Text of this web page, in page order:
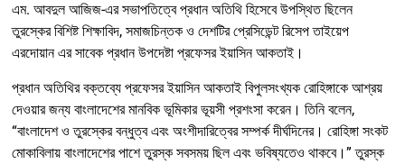
এম. আবদুল আজিজ-এর সভাপতিত্বে প্রধান অতিথি হিসেবে উপস্থিত ছিলেন
তুরস্কের বিশিষ্ট শিক্ষাবিদ, সমাজচিন্তক ও দেশটির প্রেসিডেন্ট রিসেপ তাইয়েপ
এরদোয়ান এর সাবেক প্রধান উপদেষ্টা প্রফেসর ইয়াসিন আকতাই।
প্রধান অতিথির বক্তব্যে প্রফেসর ইয়াসিন আকতাই বিপুলসংখ্যক রোহিঙ্গাকে আশ্রয়
দেওয়ার জন্য বাংলাদেশের মানবিক ভূমিকার ভূয়সী প্রশংসা করেন। তিনি বলেন,
“বাংলাদেশ ও তুরস্কের বন্ধুত্ব এবং অংশীদারিত্বের সম্পর্ক দীর্ঘদিনের। রোহিঙ্গা সংকট
মোকাবিলায় বাংলাদেশের পাশে তুরস্ক সবসময় ছিল এবং ভবিষ্যতেও থাকবে।” তুরস্ক